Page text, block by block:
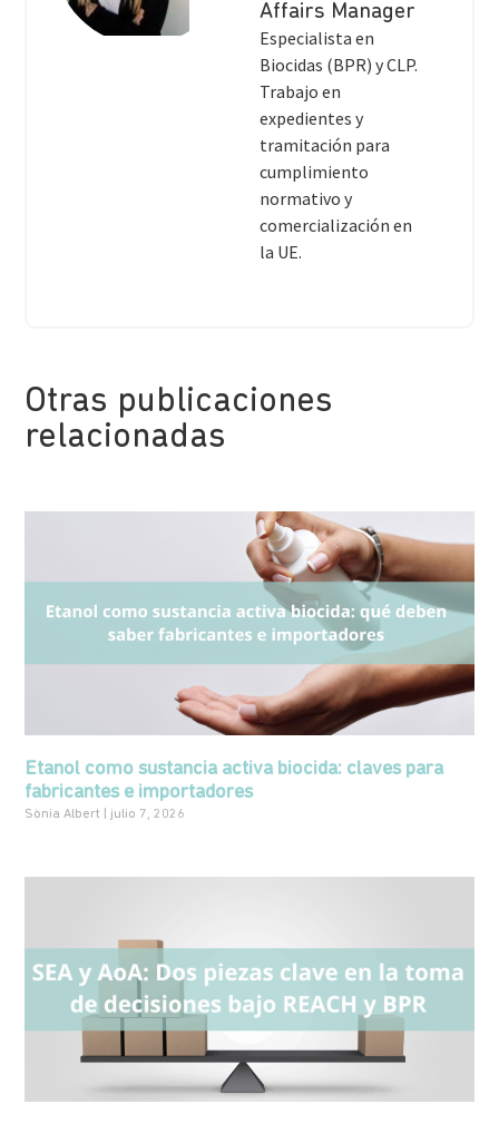
Affairs Manager
Especialista en
Biocidas (BPR) y CLP.
Trabajo en
expedientes y
tramitación para
cumplimiento
normativo y
comercialización en
la UE.
Otras publicaciones
relacionadas
Etanol como sustancia activa biocida: claves para
fabricantes e importadores
Sònia Albert julio 7, 2026